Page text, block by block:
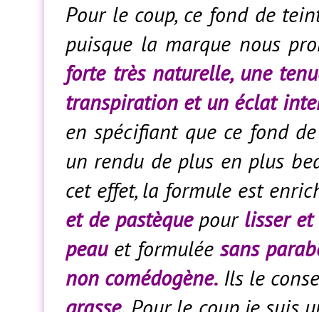
Pour le coup, ce fond de
puisque la marque nous
forte très naturelle, une
transpiration et un éclat
en spécifiant que ce fond
un rendu de plus en plus
cet effet, la formule est
et de pastèquepour lisser et
peauet formulée sans
non comédogène. Ils le